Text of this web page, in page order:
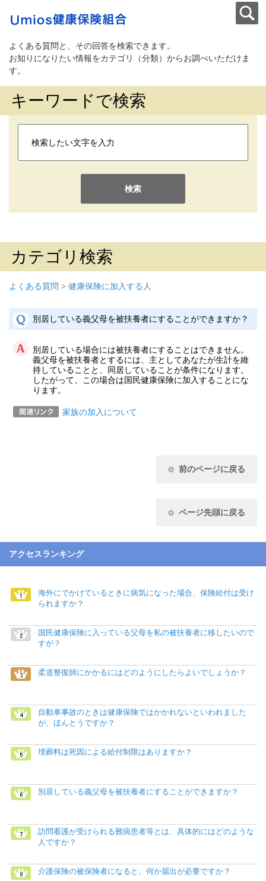
よくある質問と、その回答を検索できます。
お知りになりたい情報をカテゴリ（分類）からお調べいただけま
す。
キーワードで検索
検索
カテゴリ検索
よくある質問 > 健康保険に加入する人
別居している義父母を被扶養者にすることができますか？
別居している場合には被扶養者にすることはできません。
義父母を被扶養者とするには、主としてあなたが生計を維
持していることと、同居していることが条件になります。
したがって、この場合は国民健康保険に加入することにな
ります。
家族の加入について
前のページに戻る
ページ先頭に戻る
アクセスランキング
海外にでかけているときに病気になった場合、保険給付は受け
られますか？
国民健康保険に入っている父母を私の被扶養者に移したいので
すが？
柔道整復師にかかるにはどのようにしたらよいでしょうか？
自動車事故のときは健康保険ではかかれないといわれました
が、ほんとうですか？
埋葬料は死因による給付制限はありますか？
別居している義父母を被扶養者にすることができますか？
訪問看護が受けられる難病患者等とは、具体的にはどのような
人ですか？
介護保険の被保険者になると、何か届出が必要ですか？